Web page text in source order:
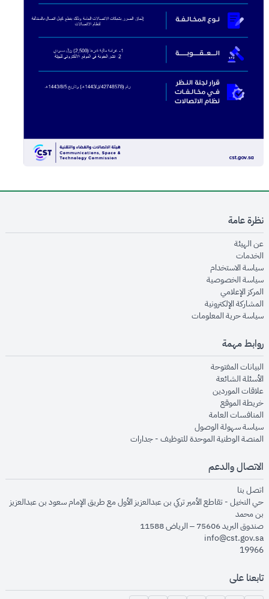
نظرة عامة
عن الهيئةopens in new window
الخدماتopens in new window
سياسة الاستخدام
سياسة الخصوصيةopens in new window
المركز الإعلاميopens in new window
المشاركة الإلكترونيةopens in new window
سياسة حرية المعلوماتopens in new window
روابط مهمة
البيانات المفتوحةopens in new window
الأسئلة الشائعةopens in new window
علاقات الموردينopens in new window
خريطة الموقعopens in new window
المنافسات العامةopens in new window
سياسة سهولة الوصولopens in new window
المنصة الوطنية الموحدة للتوظيف - جداراتopens in new window
الاتصال والدعم
اتصل بنا
حي النخيل - تقاطع الأمير تركي بن عبدالعزيز الأول مع طريق الإمام سعود بن عبدالعزيز
بن محمد
صندوق البريد 75606 – الرياض 11588
info@cst.gov.sa
19966
تابعنا على